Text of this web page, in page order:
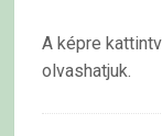
A képre
olvashatjuk.